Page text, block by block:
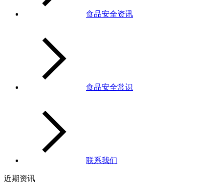
食品安全资讯
食品安全常识
联系我们
近期资讯